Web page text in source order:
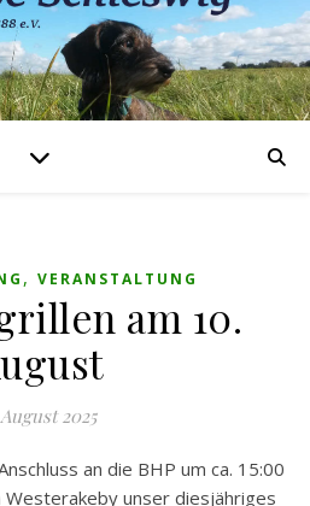
, VERANSTALTUNG
am 10.
2025
Westerakeby unser diesjähriges